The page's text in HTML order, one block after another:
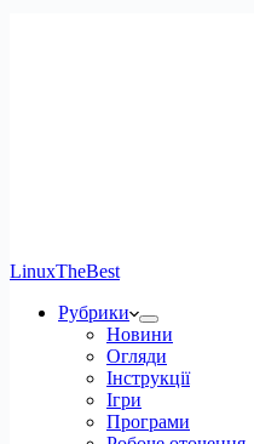
LinuxTheBest
Рубрики
Новини
Огляди
Інструкції
Ігри
Програми